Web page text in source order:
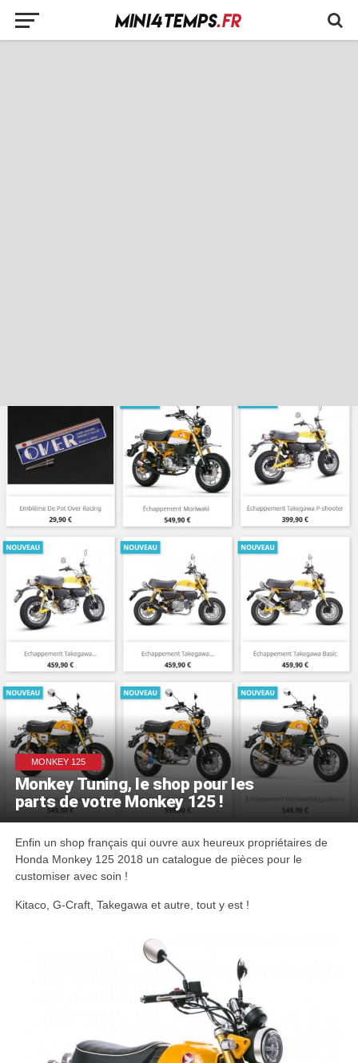
MONKEY 125
Monkey Tuning, le shop pour les
parts de votre Monkey 125 !
Enfin un shop français qui ouvre aux heureux propriétaires de
Honda Monkey 125 2018 un catalogue de pièces pour le
customiser avec soin !
Kitaco, G-Craft, Takegawa et autre, tout y est !